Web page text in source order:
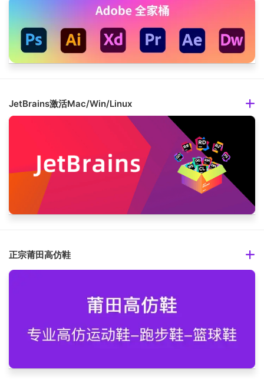
JetBrains激活Mac/Win/Linux
正宗莆田高仿鞋